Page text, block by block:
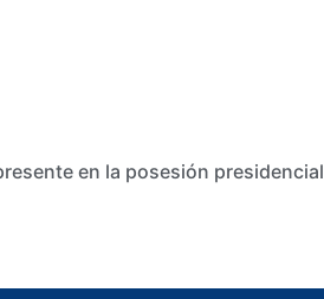
en la posesión presidencial